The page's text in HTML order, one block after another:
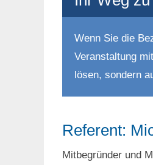
Ihr Weg
Wenn Sie die
Veranstaltung
Referent: